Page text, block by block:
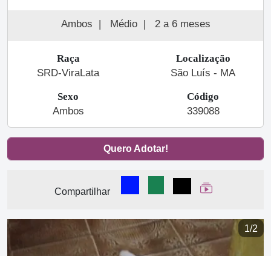
Ambos | Médio | 2 a 6 meses
Raça
SRD-ViraLata
Localização
São Luís - MA
Sexo
Ambos
Código
339088
Quero Adotar!
Compartilhar
Compartilhar no Facebook
Compartilhar no
Compartilhar
Ver Web Story
1/2